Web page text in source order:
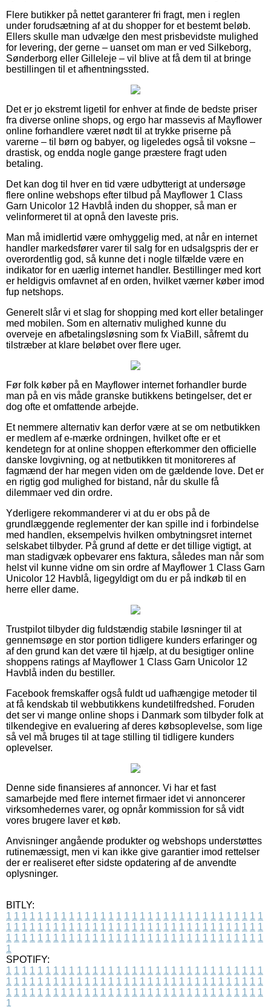
Flere butikker på nettet garanterer fri fragt, men i reglen
under forudsætning af at du shopper for et bestemt beløb.
Ellers skulle man udvælge den mest prisbevidste mulighed
for levering, der gerne – uanset om man er ved Silkeborg,
Sønderborg eller Gilleleje – vil blive at få dem til at bringe
bestillingen til et afhentningssted.
Det er jo ekstremt ligetil for enhver at finde de bedste priser
fra diverse online shops, og ergo har massevis af Mayflower
online forhandlere været nødt til at trykke priserne på
varerne – til børn og babyer, og ligeledes også til voksne –
drastisk, og endda nogle gange præstere fragt uden
betaling.
Det kan dog til hver en tid være udbytterigt at undersøge
flere online webshops efter tilbud på Mayflower 1 Class
Garn Unicolor 12 Havblå inden du shopper, så man er
velinformeret til at opnå den laveste pris.
Man må imidlertid være omhyggelig med, at når en internet
handler markedsfører varer til salg for en udsalgspris der er
overordentlig god, så kunne det i nogle tilfælde være en
indikator for en uærlig internet handler. Bestillinger med kort
er heldigvis omfavnet af en orden, hvilket værner køber imod
fup netshops.
Generelt slår vi et slag for shopping med kort eller betalinger
med mobilen. Som en alternativ mulighed kunne du
overveje en afbetalingsløsning som fx ViaBill, såfremt du
tilstræber at klare beløbet over flere uger.
Før folk køber på en Mayflower internet forhandler burde
man på en vis måde granske butikkens betingelser, det er
dog ofte et omfattende arbejde.
Et nemmere alternativ kan derfor være at se om netbutikken
er medlem af e-mærke ordningen, hvilket ofte er et
kendetegn for at online shoppen efterkommer den officielle
danske lovgivning, og at netbutikken tit monitoreres af
fagmænd der har megen viden om de gældende love. Det er
en rigtig god mulighed for bistand, når du skulle få
dilemmaer ved din ordre.
Yderligere rekommanderer vi at du er obs på de
grundlæggende reglementer der kan spille ind i forbindelse
med handlen, eksempelvis hvilken ombytningsret internet
selskabet tilbyder. På grund af dette er det tillige vigtigt, at
man stadigvæk opbevarer ens faktura, således man når som
helst vil kunne vidne om sin ordre af Mayflower 1 Class Garn
Unicolor 12 Havblå, ligegyldigt om du er på indkøb til en
herre eller dame.
Trustpilot tilbyder dig fuldstændig stabile løsninger til at
gennemsøge en stor portion tidligere kunders erfaringer og
af den grund kan det være til hjælp, at du besigtiger online
shoppens ratings af Mayflower 1 Class Garn Unicolor 12
Havblå inden du bestiller.
Facebook fremskaffer også fuldt ud uafhængige metoder til
at få kendskab til webbutikkens kundetilfredshed. Foruden
det ser vi mange online shops i Danmark som tilbyder folk at
tilkendegive en evaluering af deres købsoplevelse, som lige
så vel må bruges til at tage stilling til tidligere kunders
oplevelser.
Denne side finansieres af annoncer. Vi har et fast
samarbejde med flere internet firmaer idet vi annoncerer
virksomhedernes varer, og opnår kommission for så vidt
vores brugere laver et køb.
Anvisninger angående produkter og webshops understøttes
rutinemæssigt, men vi kan ikke give garantier imod rettelser
der er realiseret efter sidste opdatering af de anvendte
oplysninger.
BITLY:
1 1 1 1 1 1 1 1 1 1 1 1 1 1 1 1 1 1 1 1 1 1 1 1 1 1 1 1 1 1 1 1 1
1 1 1 1 1 1 1 1 1 1 1 1 1 1 1 1 1 1 1 1 1 1 1 1 1 1 1 1 1 1 1 1 1
1 1 1 1 1 1 1 1 1 1 1 1 1 1 1 1 1 1 1 1 1 1 1 1 1 1 1 1 1 1 1 1 1
1
SPOTIFY:
1 1 1 1 1 1 1 1 1 1 1 1 1 1 1 1 1 1 1 1 1 1 1 1 1 1 1 1 1 1 1 1 1
1 1 1 1 1 1 1 1 1 1 1 1 1 1 1 1 1 1 1 1 1 1 1 1 1 1 1 1 1 1 1 1 1
1 1 1 1 1 1 1 1 1 1 1 1 1 1 1 1 1 1 1 1 1 1 1 1 1 1 1 1 1 1 1 1 1
1